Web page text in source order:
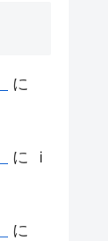
に
に
ｉ
に